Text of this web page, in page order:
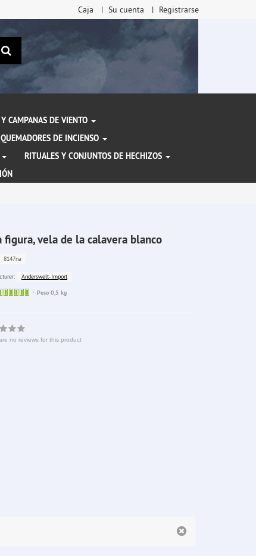
Caja Su cuenta Registrarse
Buscar
CAMPANAS DE VIENTO
DE INCIENSO
RITUALES Y CONJUNTOS DE HECHIZOS
figura, vela de la calavera blanco
8147na
Anderswelt-Import
Sofort
Peso 0,5 kg
no reviews for this product